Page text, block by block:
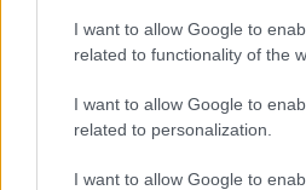
I want to allow Google to
related to functionality of the
I want to allow Google to
related to personalization.
I want to allow Google to